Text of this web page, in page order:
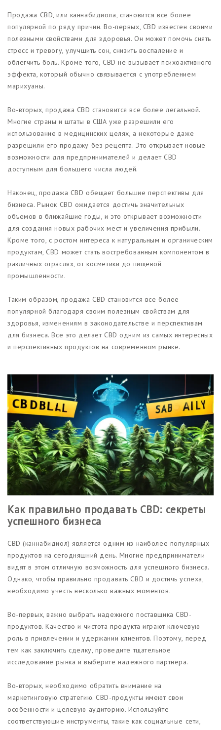
Продажа CBD, или каннабидиола, становится все более
популярной по ряду причин. Во-первых, CBD известен своими
полезными свойствами для здоровья. Он может помочь снять
стресс и тревогу, улучшить сон, снизить воспаление и
облегчить боль. Кроме того, CBD не вызывает психоактивного
эффекта, который обычно связывается с употреблением
марихуаны.
Во-вторых, продажа CBD становится все более легальной.
Многие страны и штаты в США уже разрешили его
использование в медицинских целях, а некоторые даже
разрешили его продажу без рецепта. Это открывает новые
возможности для предпринимателей и делает CBD
доступным для большего числа людей.
Наконец, продажа CBD обещает большие перспективы для
бизнеса. Рынок CBD ожидается достичь значительных
объемов в ближайшие годы, и это открывает возможности
для создания новых рабочих мест и увеличения прибыли.
Кроме того, с ростом интереса к натуральным и органическим
продуктам, CBD может стать востребованным компонентом в
различных отраслях, от косметики до пищевой
промышленности.
Таким образом, продажа CBD становится все более
популярной благодаря своим полезным свойствам для
здоровья, изменениям в законодательстве и перспективам
для бизнеса. Все это делает CBD одним из самых интересных
и перспективных продуктов на современном рынке.
Как правильно продавать CBD: секреты
успешного бизнеса
CBD (каннабидиол) является одним из наиболее популярных
продуктов на сегодняшний день. Многие предприниматели
видят в этом отличную возможность для успешного бизнеса.
Однако, чтобы правильно продавать CBD и достичь успеха,
необходимо учесть несколько важных моментов.
Во-первых, важно выбрать надежного поставщика CBD-
продуктов. Качество и чистота продукта играют ключевую
роль в привлечении и удержании клиентов. Поэтому, перед
тем как заключить сделку, проведите тщательное
исследование рынка и выберите надежного партнера.
Во-вторых, необходимо обратить внимание на
маркетинговую стратегию. CBD-продукты имеют свои
особенности и целевую аудиторию. Используйте
соответствующие инструменты, такие как социальные сети,